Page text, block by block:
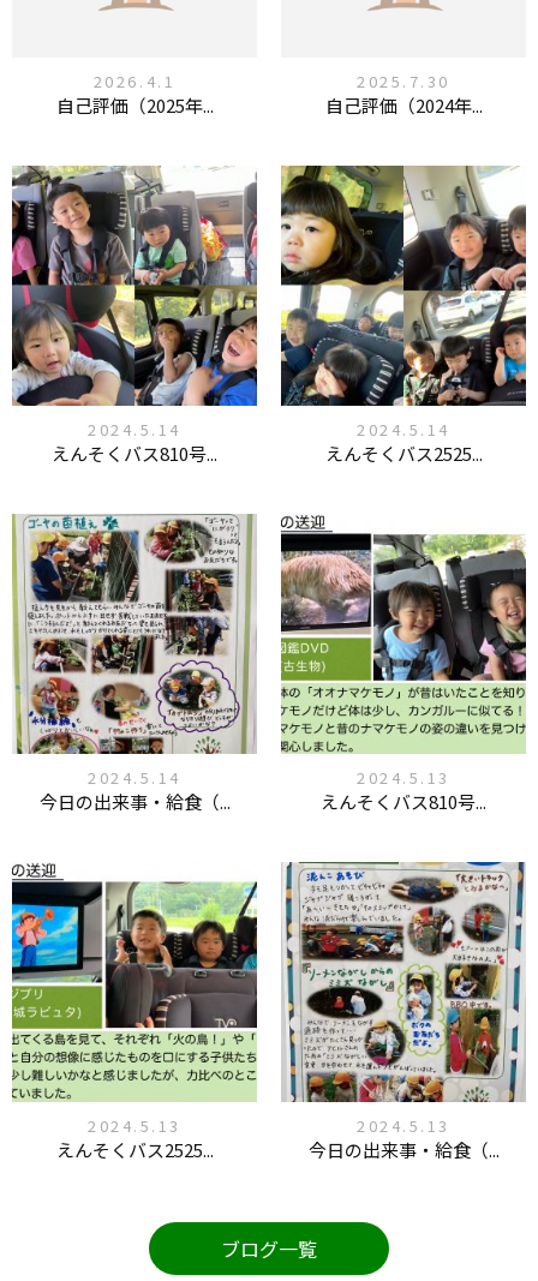
2026.4.1
自己評価（2025年...
2025.7.30
自己評価（2024年...
2024.5.14
えんそくバス810号...
2024.5.14
えんそくバス2525...
2024.5.14
今日の出来事・給食（...
2024.5.13
えんそくバス810号...
2024.5.13
えんそくバス2525...
2024.5.13
今日の出来事・給食（...
ブログ一覧